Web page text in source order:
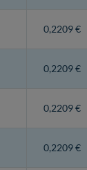
0,2209 €
0,2209 €
0,2209 €
0,2209 €